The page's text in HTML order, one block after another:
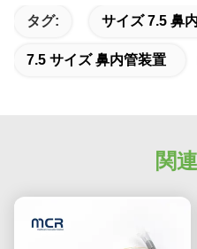
タグ: サイズ 7.5 鼻
7.5 サイズ 鼻内管装置
関